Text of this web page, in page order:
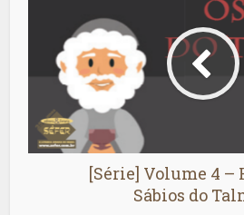
[Série] Volume 4 –
Sábios do